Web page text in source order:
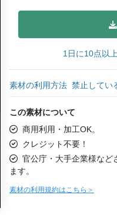
1日に10点以
素材の利用方法 禁止してい
この素材について
商用利用・加工OK。
クレジット不要！
官公庁・大手企業様など
ます。
素材の利用規約はこちら＞